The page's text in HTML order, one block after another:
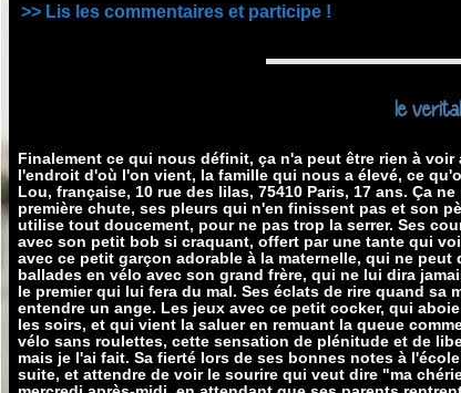
>> Lis les commentaires et participe !
le
Finalement ce qui nous définit, ça n'a peut être rien à
l'endroit d'où l'on vient, la famille qui nous a élevé, ce
Lou, française, 10 rue des lilas, 75410 Paris, 17 ans. Ça
première chute, ses pleurs qui n'en finissent pas et son
utilise tout doucement, pour ne pas trop la serrer. Ses
avec son petit bob si craquant, offert par une tante qui
avec ce petit garçon adorable à la maternelle, qui ne
ballades en vélo avec son grand frère, qui ne lui dira
le premier qui lui fera du mal. Ses éclats de rire quand sa
entendre un ange. Les jeux avec ce petit cocker, qui
les soirs, et qui vient la saluer en remuant la queue
vélo sans roulettes, cette sensation de plénitude et de
mais je l'ai fait. Sa fierté lors de ses bonnes notes à
suite, et attendre de voir le sourire qui veut dire "ma